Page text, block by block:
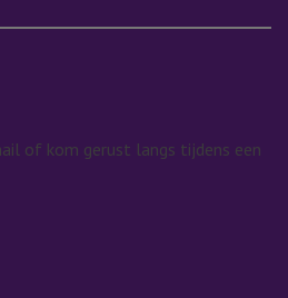
of kom gerust langs tijdens een